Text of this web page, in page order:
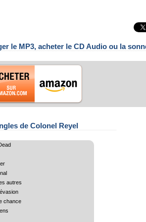
le MP3, acheter le CD Audio ou la
de Colonel Reyel
autres
chance